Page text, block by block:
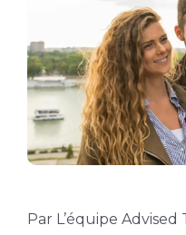
Par L’équipe Advised